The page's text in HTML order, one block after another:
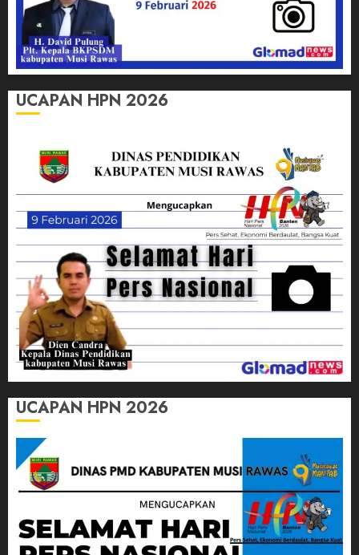
UCAPAN HPN 2026
UCAPAN HPN 2026